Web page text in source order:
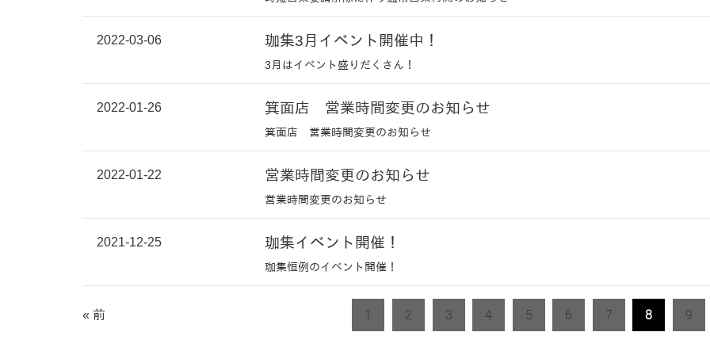
2022-03-06 珈集3月イベント開催中！
3月はイベント盛りだくさん！
2022-01-26 箕面店 営業時間変更のお知らせ
箕面店 営業時間変更のお知らせ
2022-01-22 営業時間変更のお知らせ
営業時間変更のお知らせ
2021-12-25 珈集イベント開催！
珈集恒例のイベント開催！
« 前 1 2 3 4 5 6 7 8 9